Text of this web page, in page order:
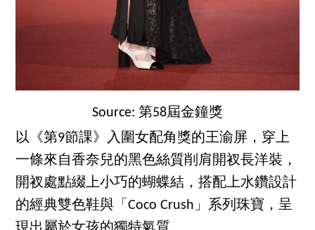
Source: 第58屆金鐘獎
以《第9節課》入圍女配角獎的王渝屏，穿上
一條來自香奈兒的黑色絲質削肩開衩長洋裝，
開衩處點綴上小巧的蝴蝶結，搭配上水鑽設計
的經典雙色鞋與「Coco Crush」系列珠寶，呈